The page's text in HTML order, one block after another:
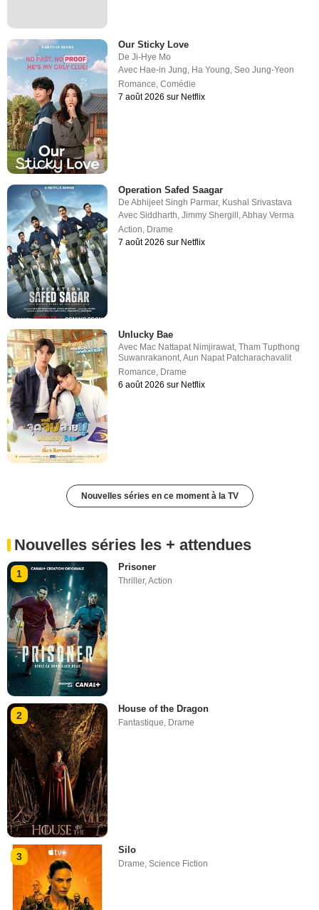
Our Sticky Love
DeJi-Hye Mo
Avec Hae-in Jung, Ha Young,Seo Jung-Yeon
Romance,Comédie
7 août 2026 sur Netflix
Operation Safed Saagar
DeAbhijeet Singh Parmar, Kushal Srivastava
AvecSiddharth ,Jimmy Shergill ,Abhay Verma
Action Drame
7 août 2026 sur Netflix
Unlucky Bae
Avec Mac Nattapat Nimjirawat,Tham Tupthong
Suwanrakanont,Aun Napat Patcharachavalit
Romance, Drame
6 août 2026 sur Netflix
Nouvelles séries en ce moment à la TV
Nouvelles séries les + attendues
1
Prisoner
Thriller,Action
2
House of the Dragon
Fantastique Drame
3
Silo
Drame,Science Fiction